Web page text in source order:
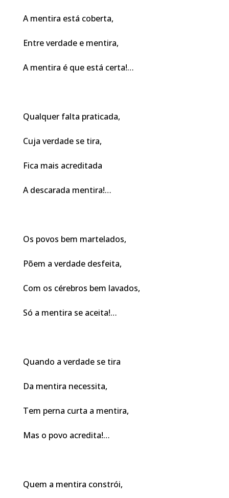
A mentira está coberta,
Entre verdade e mentira,
A mentira é que está certa!…
Qualquer falta praticada,
Cuja verdade se tira,
Fica mais acreditada
A descarada mentira!…
Os povos bem martelados,
Põem a verdade desfeita,
Com os cérebros bem lavados,
Só a mentira se aceita!…
Quando a verdade se tira
Da mentira necessita,
Tem perna curta a mentira,
Mas o povo acredita!…
Quem a mentira constrói,